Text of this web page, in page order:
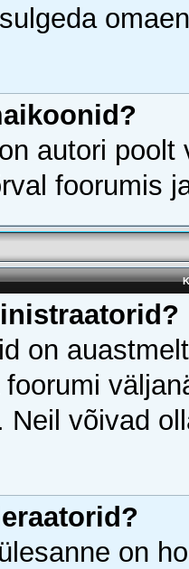
autori
foorumis
on
Neil võivad
on